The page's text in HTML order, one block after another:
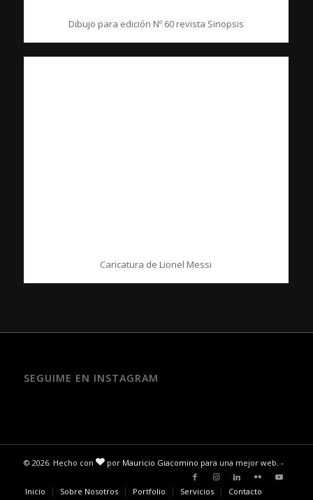
Dibujo para edición Nº 60 revista Sinopsis
Caricatura de Lionel Messi
SEGUIME EN INSTAGRAM
© 2026. Hecho con por Mauricio Giacomino para una mejor web. -
Inicio Sobre Nosotros Portfolio Servicios Contacto